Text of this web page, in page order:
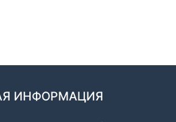
ИНФОРМАЦИЯ